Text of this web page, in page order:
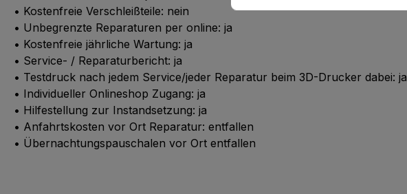
• Kostenfreie Verschleißteile: nein
• Unbegrenzte Reparaturen per online: ja
• Kostenfreie jährliche Wartung: ja
• Service- / Reparaturbericht: ja
• Testdruck nach jedem Service/jeder Reparatur beim 3D-Drucker dabei: ja
• Individueller Onlineshop Zugang: ja
• Hilfestellung zur Instandsetzung: ja
• Anfahrtskosten vor Ort Reparatur: entfallen
• Übernachtungspauschalen vor Ort entfallen